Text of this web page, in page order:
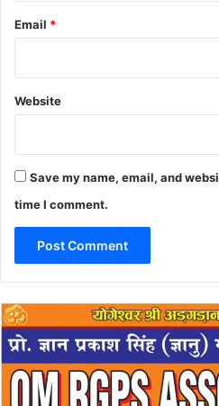
Email *
Website
Save my name, email, and
time I comment.